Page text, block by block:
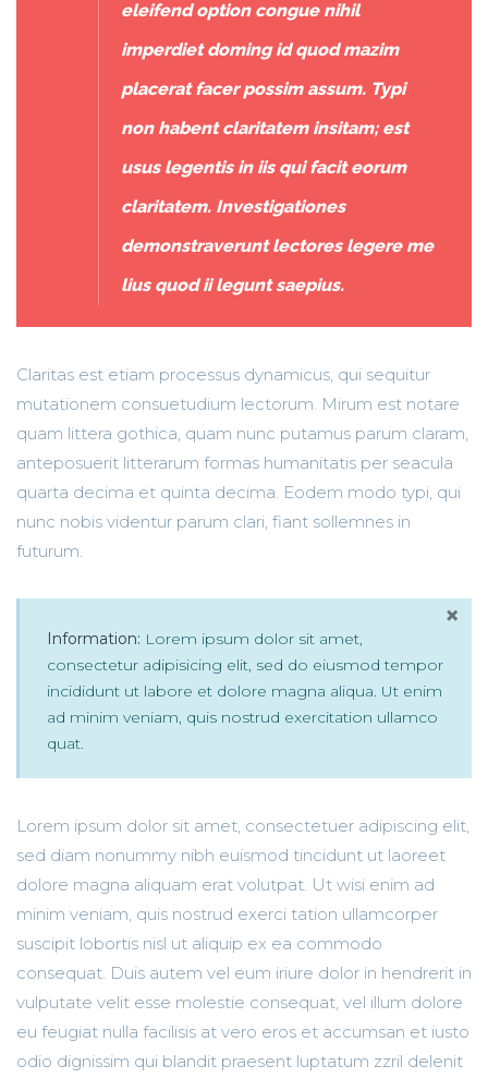
eleifend option congue nihil
imperdiet doming id quod mazim
placerat facer possim assum. Typi
non habent claritatem insitam; est
usus legentis in iis qui facit eorum
claritatem. Investigationes
demonstraverunt lectores legere me
lius quod ii legunt saepius.
Claritas est etiam processus dynamicus, qui sequitur
mutationem consuetudium lectorum. Mirum est notare
quam littera gothica, quam nunc putamus parum claram,
anteposuerit litterarum formas humanitatis per seacula
quarta decima et quinta decima. Eodem modo typi, qui
nunc nobis videntur parum clari, fiant sollemnes in
futurum.
Information: Lorem ipsum dolor sit amet,
consectetur adipisicing elit, sed do eiusmod tempor
incididunt ut labore et dolore magna aliqua. Ut enim
ad minim veniam, quis nostrud exercitation ullamco
quat.
×
Lorem ipsum dolor sit amet, consectetuer adipiscing elit,
sed diam nonummy nibh euismod tincidunt ut laoreet
dolore magna aliquam erat volutpat. Ut wisi enim ad
minim veniam, quis nostrud exerci tation ullamcorper
suscipit lobortis nisl ut aliquip ex ea commodo
consequat. Duis autem vel eum iriure dolor in hendrerit in
vulputate velit esse molestie consequat, vel illum dolore
eu feugiat nulla facilisis at vero eros et accumsan et iusto
odio dignissim qui blandit praesent luptatum zzril delenit